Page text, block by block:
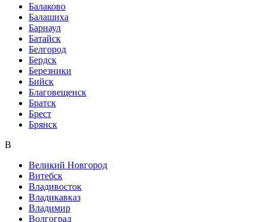
Балаково
Балашиха
Барнаул
Батайск
Белгород
Бердск
Березники
Бийск
Благовещенск
Братск
Брест
Брянск
В
Великий Новгород
Витебск
Владивосток
Владикавказ
Владимир
Волгоград